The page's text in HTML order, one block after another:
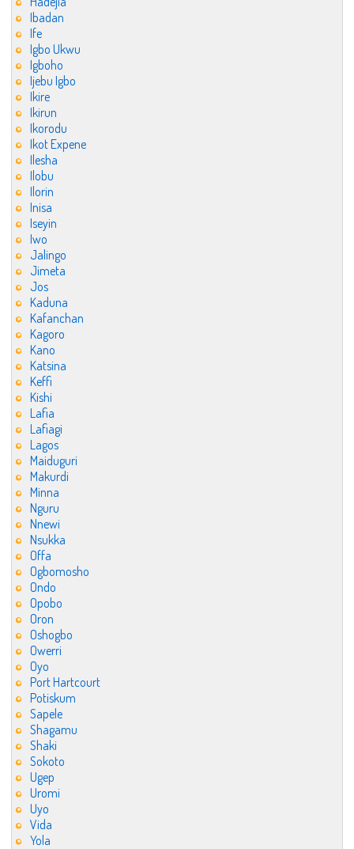
Ibadan
Ife
Igbo Ukwu
Igboho
Ijebu Igbo
Ikire
Ikirun
Ikorodu
Ikot Expene
Ilesha
Ilobu
Ilorin
Inisa
Iseyin
Iwo
Jalingo
Jimeta
Jos
Kaduna
Kafanchan
Kagoro
Kano
Katsina
Keffi
Kishi
Lafia
Lafiagi
Lagos
Maiduguri
Makurdi
Minna
Nguru
Nnewi
Nsukka
Offa
Ogbomosho
Ondo
Opobo
Oron
Oshogbo
Owerri
Oyo
Port Hartcourt
Potiskum
Sapele
Shagamu
Shaki
Sokoto
Ugep
Uromi
Uyo
Vida
Yola